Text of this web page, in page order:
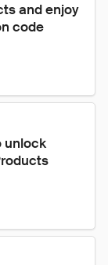
and enjoy
code
unlock